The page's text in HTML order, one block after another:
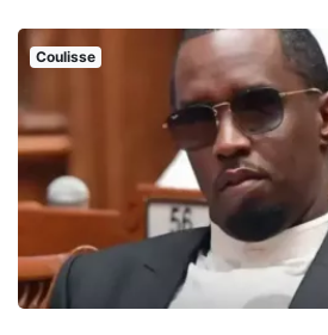
Coulisse